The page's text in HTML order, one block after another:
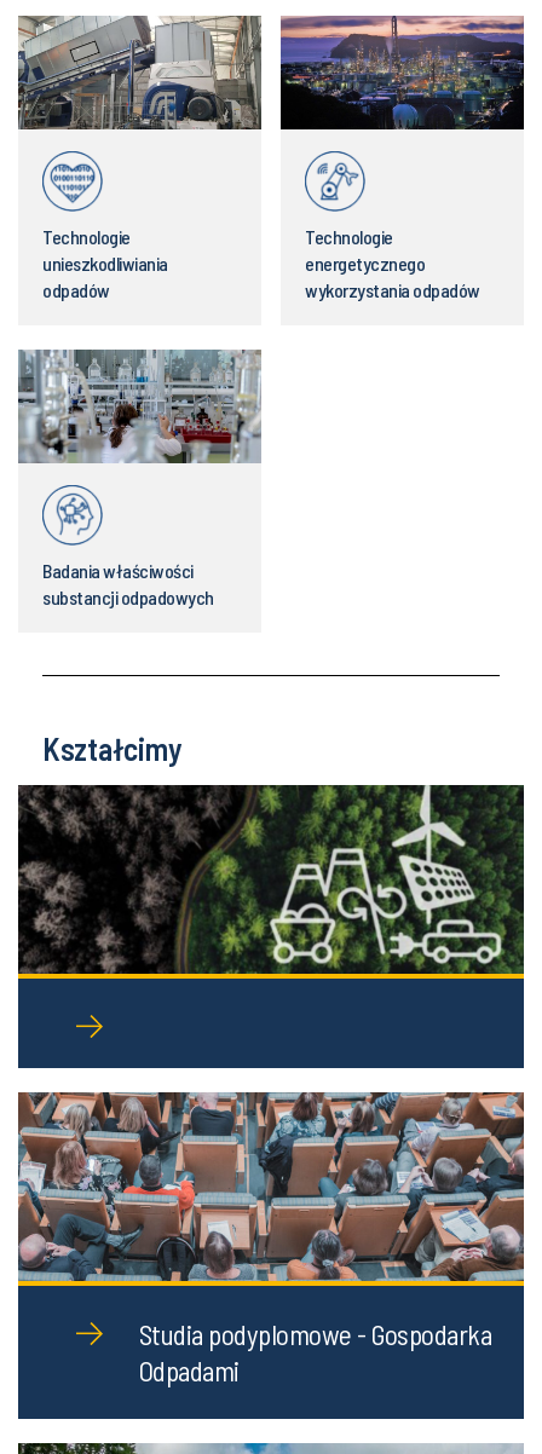
Technologie
unieszkodliwiania
odpadów
Technologie
energetycznego
wykorzystania odpadów
Badania właściwości
substancji odpadowych
Kształcimy
Studia podyplomowe - Gospodarka
Odpadami